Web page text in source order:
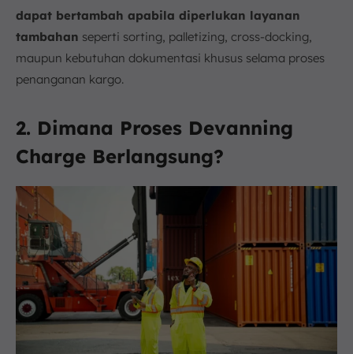
dapat bertambah apabila diperlukan layanan
tambahan seperti sorting, palletizing, cross-docking,
maupun kebutuhan dokumentasi khusus selama proses
penanganan kargo.
2. Dimana Proses Devanning
Charge Berlangsung?